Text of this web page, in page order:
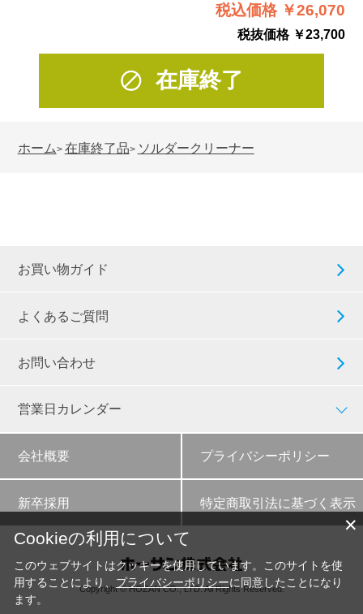
税込価格 ￥26,070
税抜価格 ￥23,700
在庫終了
ホーム> 在庫終了品> ソルダークリーナー
お買い物ガイド
よくあるご質問
お問い合わせ
営業日カレンダー
会社概要 プライバシーポリシー
新卒採用 特定商取引法に基づく表示
Copyright © HOZAN CO., LTD. All Rights Reserved.
✕
Cookieの利用について
このウェブサイトはクッキーを使用しています。このサイトを使
用することにより、 プライバシーポリシーに同意したことになり
ます。